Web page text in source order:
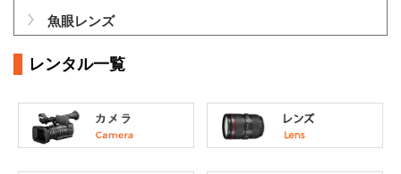
魚眼レンズ
レンタル一覧